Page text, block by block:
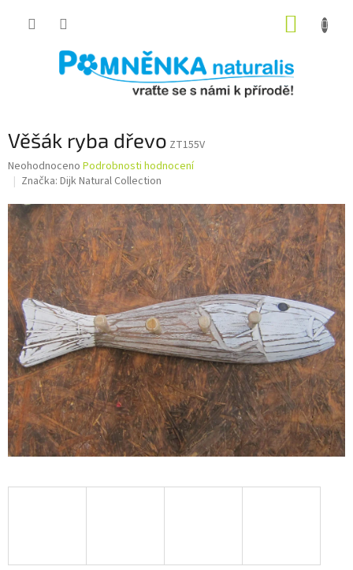
Věšák ryba dřevo ZT155V
Průměrné
hodnocení
je
0,0
z
5
hvězdiček.
Neohodnoceno Podrobnosti hodnocení
Značka: Dijk Natural Collection